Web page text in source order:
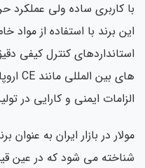
با کاربری ساده ولی
این برند با استفاده از
استانداردهای کنترل کیفی
الزامات ایمنی و کارایی در
مولار در بازار ایران به
شناخته می شود که در عین